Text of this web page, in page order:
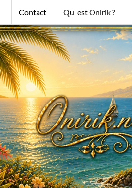
Contact Qui est Onirik ?